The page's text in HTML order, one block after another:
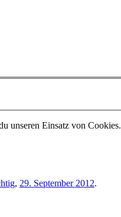
unseren Einsatz von Cookies.
, 29. September 2012.